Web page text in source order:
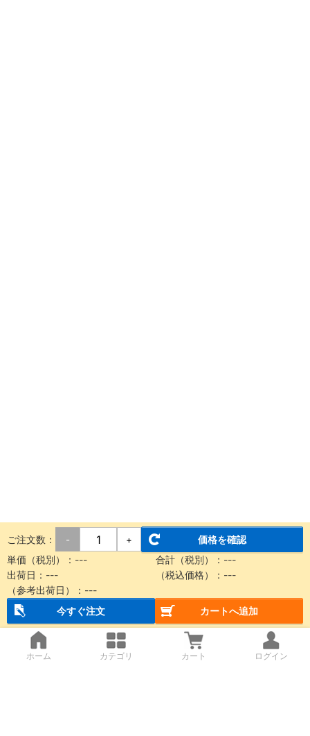
ご注文数： - +
価格を確認
単価（税別）： --- 合計（税別）： ---
出荷日： --- （税込価格）： ---
（参考出荷日）： ---
今すぐ注文
カートへ追加
ホーム カテゴリ カート ログイン